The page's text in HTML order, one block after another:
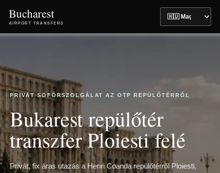
Bucharest
AIRPORT TRANSFERS
PRIVÁT SOFŐRSZOLGÁLAT AZ OTP REPÜLŐTÉRRŐL
Bukarest repülőtér
transzfer Ploiesti felé
Privát, fix áras utazás a Henri Coanda repülőtérről Ploiesti,